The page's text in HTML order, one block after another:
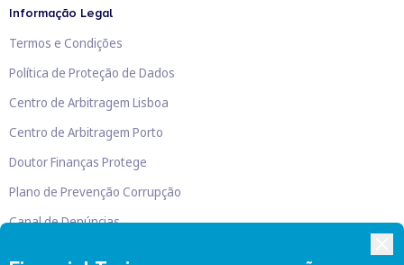
Informação Legal
Termos e Condições
Política de Proteção de Dados
Centro de Arbitragem Lisboa
Centro de Arbitragem Porto
Doutor Finanças Protege
Plano de Prevenção Corrupção
Canal de Denúncias